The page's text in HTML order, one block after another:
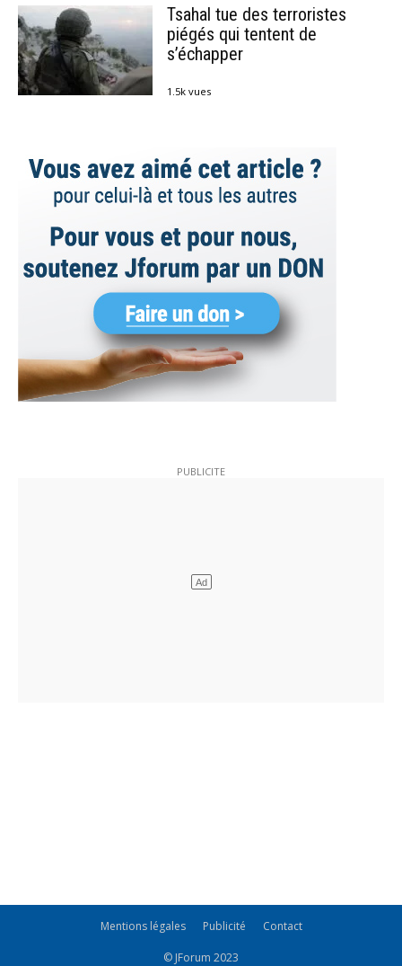
Tsahal tue des terroristes
piégés qui tentent de
s’échapper
1.5k vues
Mentions légales Publicité Contact
© JForum 2023